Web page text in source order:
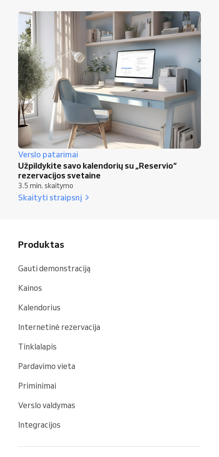
Verslo patarimai
Užpildykite savo kalendorių su „Reservio“
rezervacijos svetaine
3.5 min. skaitymo
Skaityti straipsnį
Produktas
Gauti demonstraciją
Kainos
Kalendorius
Internetinė rezervacija
Tinklalapis
Pardavimo vieta
Priminimai
Verslo valdymas
Integracijos